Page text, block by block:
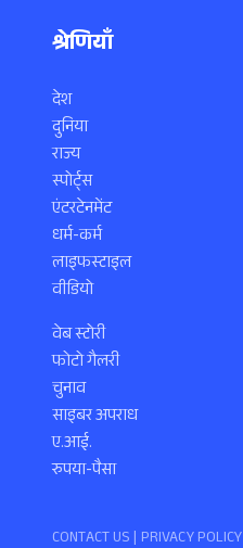
श्रेणियाँ
देश
दुनिया
राज्य
स्पोर्ट्स
एंटरटेनमेंट
धर्म-कर्म
लाइफस्टाइल
वीडियो
वेब स्टोरी
फोटो गैलरी
चुनाव
साइबर अपराध
ए.आई.
रुपया-पैसा
CONTACT US | PRIVACY POLICY